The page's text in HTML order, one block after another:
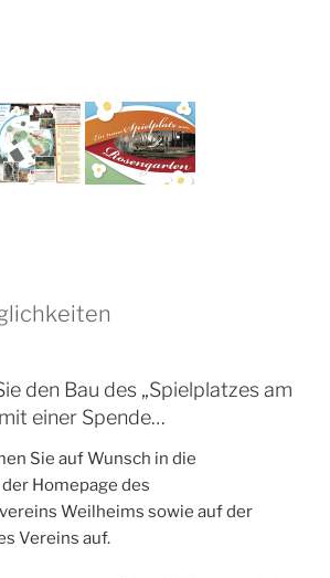
den Bau des „Spielplatzes am
einer Spende…
Sie auf Wunsch in die
Homepage des
Weilheims sowie auf der
Vereins auf.